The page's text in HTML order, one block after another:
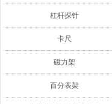
杠杆探针
卡尺
磁力架
百分表架